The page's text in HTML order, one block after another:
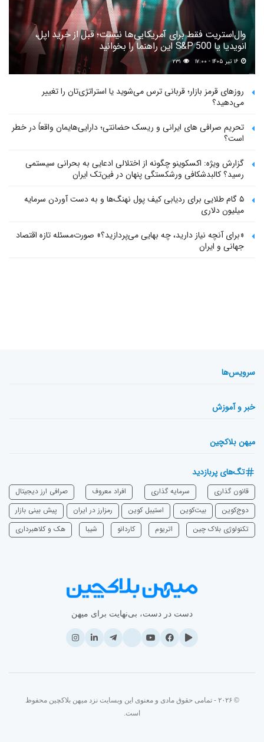
وال‌استریت فقط برای آمریکایی‌ها نیست؛ قبل از خرید اپل،
انویدیا یا S&P 500 این راهنما را بخوانید
۲۳۱
روزهای قرمز بازار؛ قربانی ترس می‌شوید یا استراتژی‌تان را تغییر
می‌دهید؟
تحریم صرافی های ایرانی و ریسک حضانتی؛ دارایی‌هایمان واقعاً در خطر
است؟
گزارش ویژه: اکسکوینو چگونه از اختلالی ادعایی به بحرانی سیستمی
رسید؟ کالبدشکافی ورشکستگی پنهان در فین‌تک ایران
۵ گام طلایی برای ردیابی کیف پول‌ نهنگ‌ها و به دست آوردن سرمایه
میلیون دلاری
«برای آنچه نیاز دارید، چه بهایی می‌پردازید؟» صورت‌مسئله تازه اقتصاد
جهانی و ایران
سرویس‌ها
خبر و آموزش
میهن بلاکچین
تگ‌های پربازدید
قانون گذاری سرمایه‌ گذاری افراد معروف
صرافی ارز دیجیتال
دوج‌کوین
بیت‌کوین استیبل کوین رمزارز در ایران
پیش بینی بازار
تکنولوژی بلاک چین
اتریوم ‌کاردانو شیبا هک و کلاهبرداری
دست در دست، بی‌نهایت برای میهن
© ۲۰۲۶ - تمامی حقوق مادی و معنوی این وبسایت نزد میهن بلاکچین محفوظ
است.